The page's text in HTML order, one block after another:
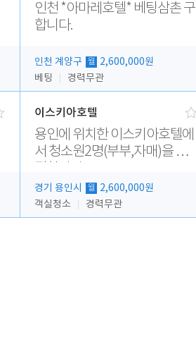
인천 *아마레호텔* 베팅삼촌 구
합니다.
인천 계양구 월
2,600,000원
베팅
경력무관
이스키아호텔
용인에 위치한 이스키아호텔에
서 청소원2명(부부,자매)을 모
경기 용인시 월
2,600,000원
객실청소
경력무관